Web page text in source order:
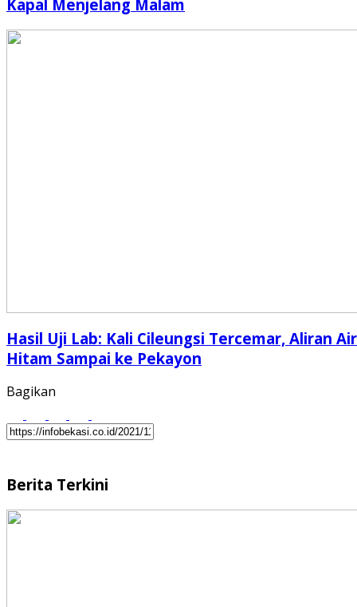
Kapal Menjelang Malam
Hasil Uji Lab: Kali Cileungsi Tercemar, Aliran Air
Hitam Sampai ke Pekayon
Bagikan
Berita Terkini